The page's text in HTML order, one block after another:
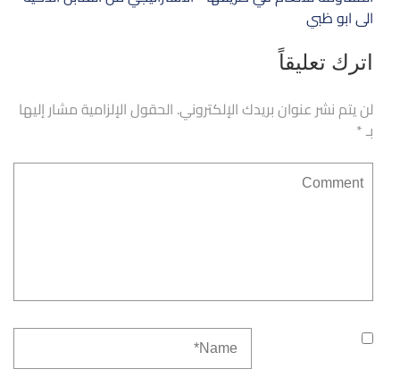
الى ابو ظبي
اترك تعليقاً
لن يتم نشر عنوان بريدك الإلكتروني. الحقول الإلزامية مشار إليها
بـ*